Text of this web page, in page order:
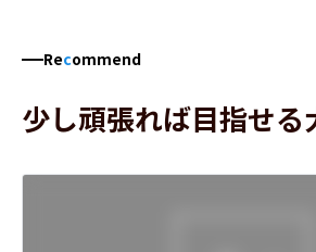
Recommend
少し頑張れば目指せる